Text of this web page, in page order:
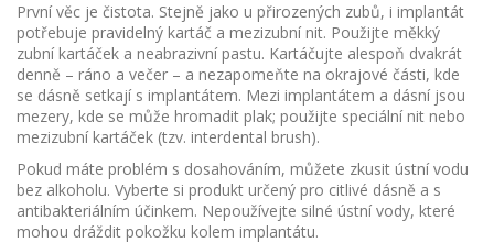
První věc je čistota. Stejně jako u přirozených zubů, i implantát
potřebuje pravidelný kartáč a mezizubní nit. Použijte měkký
zubní kartáček a neabrazivní pastu. Kartáčujte alespoň dvakrát
denně – ráno a večer – a nezapomeňte na okrajové části, kde
se dásně setkají s implantátem. Mezi implantátem a dásní jsou
mezery, kde se může hromadit plak; použijte speciální nit nebo
mezizubní kartáček (tzv. interdental brush).
Pokud máte problém s dosahováním, můžete zkusit ústní vodu
bez alkoholu. Vyberte si produkt určený pro citlivé dásně a s
antibakteriálním účinkem. Nepoužívejte silné ústní vody, které
mohou dráždit pokožku kolem implantátu.